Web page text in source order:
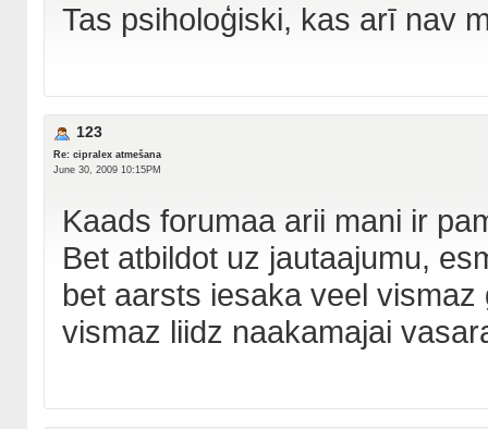
Tas psiholoģiski, kas arī nav
123
Re: cipralex atmešana
June 30, 2009 10:15PM
Kaads forumaa arii mani ir
Bet atbildot uz jautaajumu,
bet aarsts iesaka veel
vismaz liidz naakamajai